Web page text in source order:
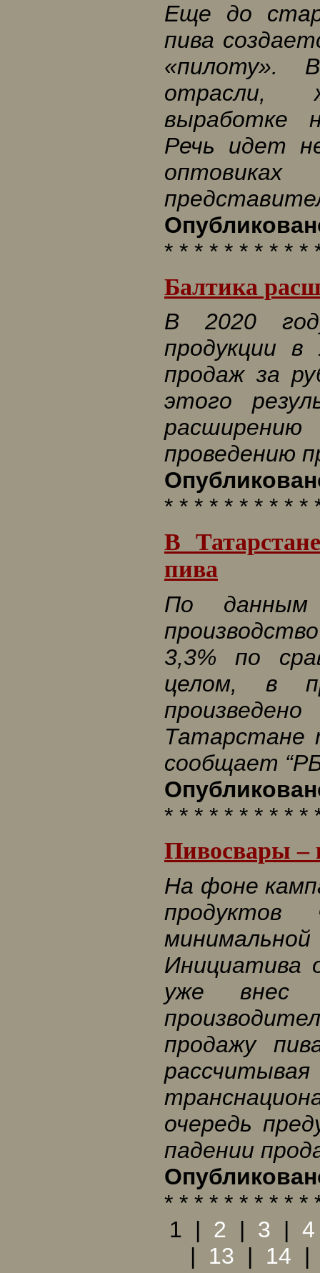
Еще до
пива
«пилоту».
отрасли,
выработке
Речь идет
* * * * * * * * * *
Балтика
В 2020
продукции
продаж за
этого
проведению
* * * * * * * * * *
В
пива
По
3,3% по
целом, в
Татарстане
сообщает
* * * * * * * * * *
Пивосвары
На фоне
продуктов
Инициатива
уже внес
продажу
очередь
падении
* * * * * * * * * *
1 | 2 | 3 | 4
| 13 | 14